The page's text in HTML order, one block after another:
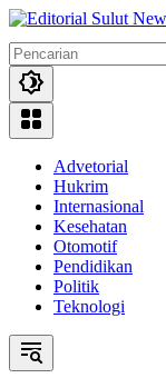
Langsung
konten
Advetorial
Hukrim
Internasional
Kesehatan
Otomotif
Pendidikan
Politik
Teknologi